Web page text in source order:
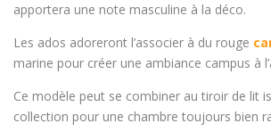
apportera une note masculine à la déco.
Les ados adoreront l’associer à du rouge
marine pour créer une ambiance campus à
Ce modèle peut se combiner au tiroir de lit
collection pour une chambre toujours bien